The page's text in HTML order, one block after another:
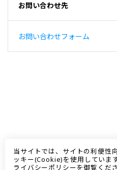
お問い合わせ先
お問い合わせフォーム
当サイトでは、サイトの利便性
ッキー(Cookie)を使用していま
ライバシーポリシーを御覧くだ